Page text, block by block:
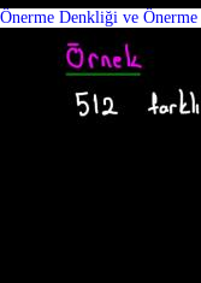
Önerme Denkliği ve